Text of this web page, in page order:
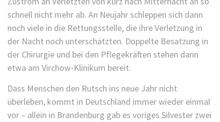
schnell nicht mehr ab. An Neujahr schleppen sich dann
noch viele in die Rettungsstelle, die ihre Verletzung in
der Nacht noch unterschätzten. Doppelte Besatzung in
der Chirurgie und bei den Pflegekräften stehen dann
etwa am Virchow-Klinikum bereit.
Dass Menschen den Rutsch ins neue Jahr nicht
überleben, kommt in Deutschland immer wieder einmal
vor – allein in Brandenburg gab es voriges Silvester zwei